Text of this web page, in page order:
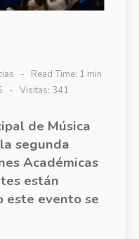
Read Time: 1 min
Visitas: 341
de Música
segunda
Académicas
están
este evento se